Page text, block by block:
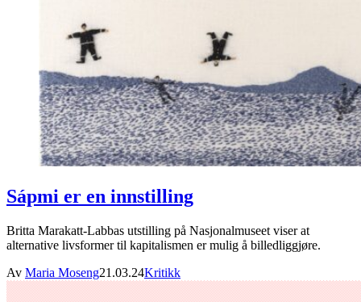
Sápmi er en innstilling
Britta Marakatt-Labbas utstilling på Nasjonalmuseet viser at
alternative livsformer til kapitalismen er mulig å billedliggjøre.
Av Maria Moseng21.03.24Kritikk